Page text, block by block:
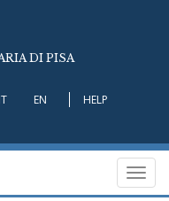
DI PISA
IT EN HELP